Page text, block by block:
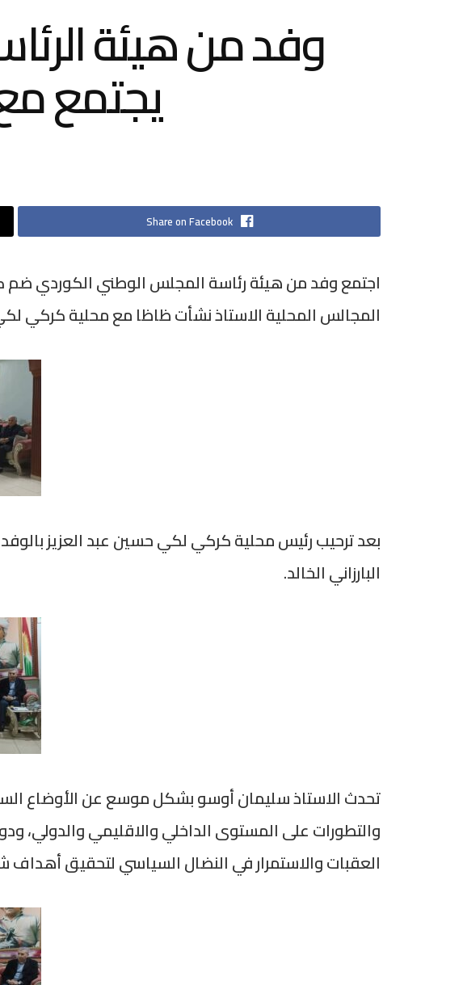
وفد من هيئة
يجتمع
Share on Facebook
اجتمع وفد من هيئة رئاسة المجلس الوطني الكوردي
المجالس المحلية الاستاذ نشأت ظاظا مع محلية كركي لكي للمجلس
بعد ترحيب رئيس محلية كركي لكي حسين عبد العزيز
البارزاني الخالد.
تحدث الاستاذ سليمان أوسو بشكل موسع عن الأوضاع
والتطورات على المستوى الداخلي والاقليمي والدولي،
العقبات والاستمرار في النضال السياسي لتحقيق